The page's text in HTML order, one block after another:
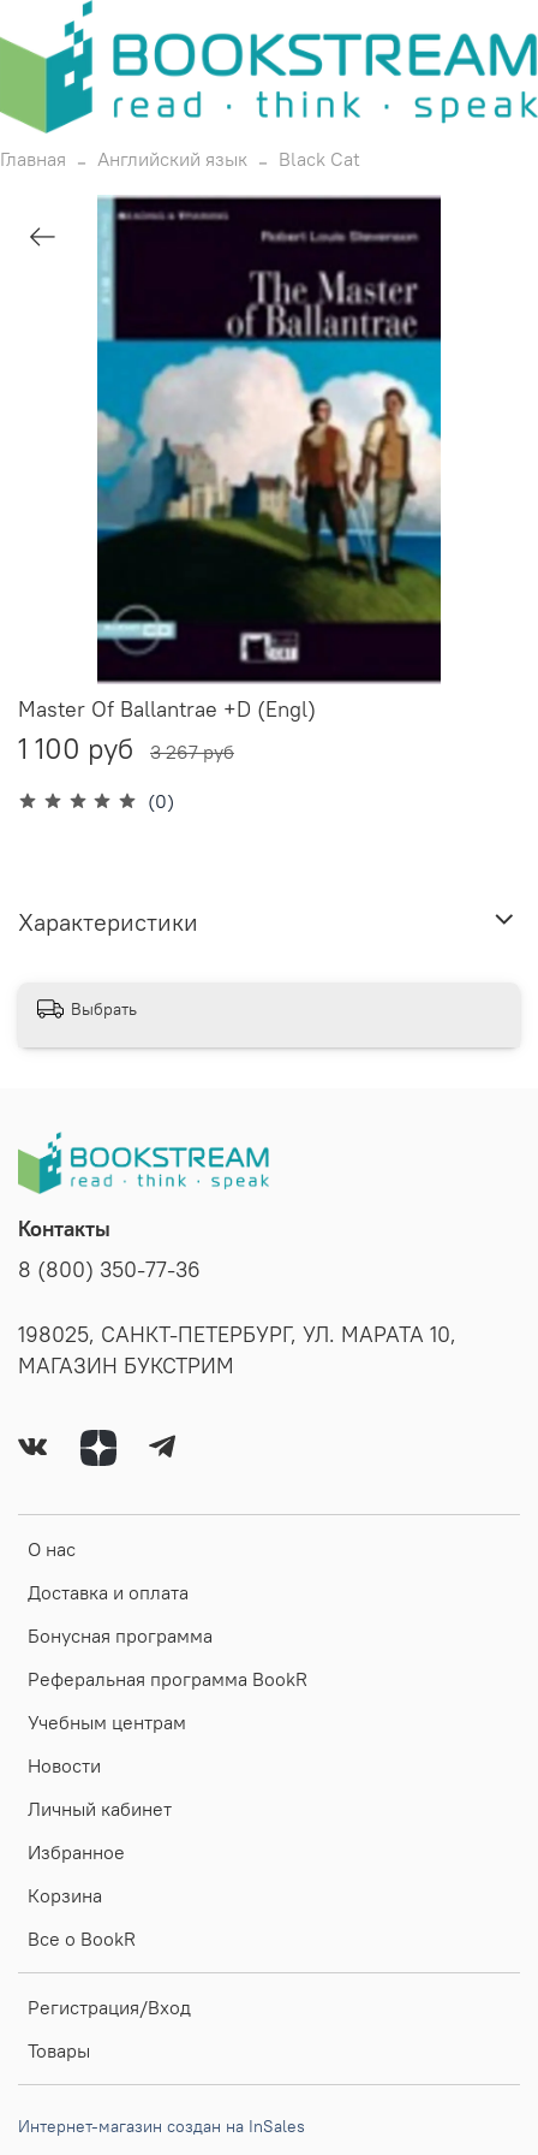
Главная Английский язык Black Cat
(0)
Master Of Ballantrae +D (Engl)
1 100 руб 3 267 руб
Характеристики
Выбрать
О нас
Доставка и оплата
Бонусная программа
Реферальная программа BookR
Учебным центрам
Новости
Личный кабинет
Избранное
Корзина
Все о BookR
Регистрация/Вход
Товары
Контакты
8 (800) 350-77-36
198025, САНКТ-ПЕТЕРБУРГ, УЛ. МАРАТА 10,
МАГАЗИН БУКСТРИМ
Интернет-магазин создан на InSales